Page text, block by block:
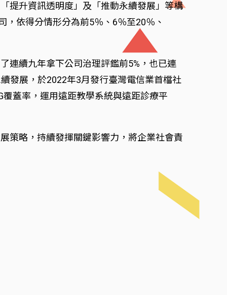
提升資訊透明度」及「推動永續發展」等構
依得分情形分為前5％、6％至20％、
連續九年拿下公司治理評鑑前5%，也已連
發展，於2022年3月發行臺灣電信業首檔社
蓋率，運用遠距教學系統與遠距診療平
策略，持續發揮關鍵影響力，將企業社會責